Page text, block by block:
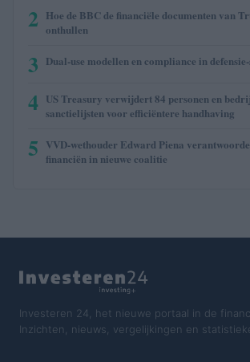
2 Hoe de BBC de financiële documenten van
onthullen
3 Dual-use modellen en compliance in
4 US Treasury verwijdert 84 personen en
sanctielijsten voor efficiëntere handhaving
5 VVD-wethouder Edward Piena
financiën in nieuwe coalitie
Investeren 24, het nieuwe portaal in de
Inzichten, nieuws, vergelijkingen en